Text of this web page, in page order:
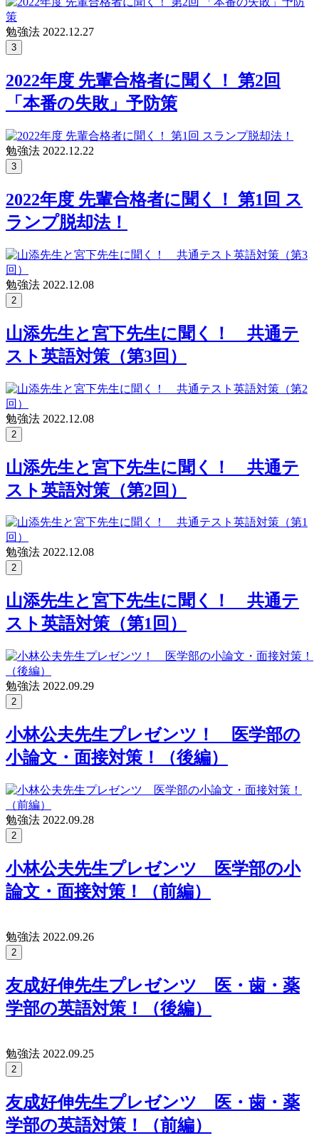
勉強法 2022.12.27
3
2022年度 先輩合格者に聞く！ 第2回
「本番の失敗」予防策
勉強法 2022.12.22
3
2022年度 先輩合格者に聞く！ 第1回 ス
ランプ脱却法！
勉強法 2022.12.08
2
山添先生と宮下先生に聞く！ 共通テ
スト英語対策（第3回）
勉強法 2022.12.08
2
山添先生と宮下先生に聞く！ 共通テ
スト英語対策（第2回）
勉強法 2022.12.08
2
山添先生と宮下先生に聞く！ 共通テ
スト英語対策（第1回）
勉強法 2022.09.29
2
小林公夫先生プレゼンツ！ 医学部の
小論文・面接対策！（後編）
勉強法 2022.09.28
2
小林公夫先生プレゼンツ 医学部の小
論文・面接対策！（前編）
勉強法 2022.09.26
2
友成好伸先生プレゼンツ 医・歯・薬
学部の英語対策！（後編）
勉強法 2022.09.25
2
友成好伸先生プレゼンツ 医・歯・薬
学部の英語対策！（前編）